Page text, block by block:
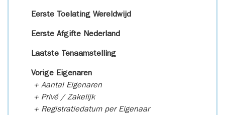
Eerste Toelating Wereldwijd
Eerste Afgifte Nederland
Laatste Tenaamstelling
Vorige Eigenaren
+ Aantal Eigenaren
+ Privé / Zakelijk
+ Registratiedatum per Eigenaar